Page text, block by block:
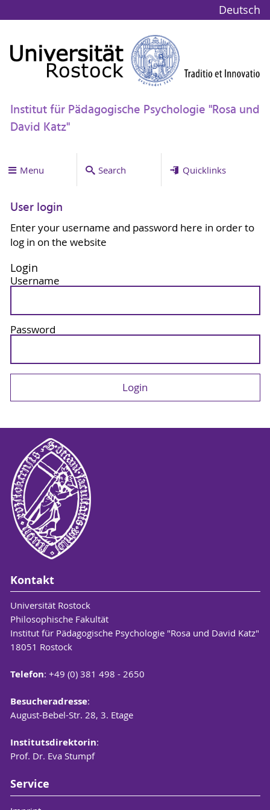
Deutsch
Institut für Pädagogische Psychologie "Rosa und
David Katz"
Menu Search Quicklinks
User login
Enter your username and password here in order to
log in on the website
Login
Username
Password
Kontakt
Universität Rostock
Philosophische Fakultät
Institut für Pädagogische Psychologie "Rosa und David Katz"
18051 Rostock
Telefon: +49 (0) 381 498 - 2650
Besucheradresse:
August-Bebel-Str. 28, 3. Etage
Institutsdirektorin:
Prof. Dr. Eva Stumpf
Service